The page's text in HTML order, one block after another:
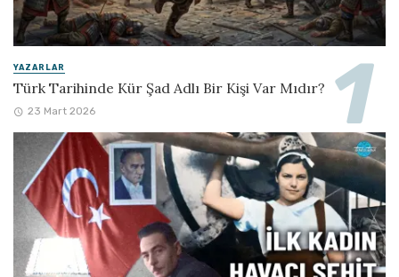
YAZARLAR
Türk Tarihinde Kür Şad Adlı Bir Kişi Var Mıdır?
23 Mart 2026